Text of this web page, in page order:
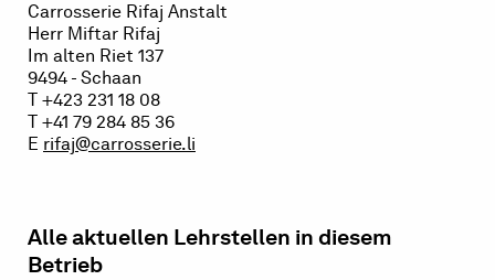
Carrosserie Rifaj Anstalt
Herr Miftar Rifaj
Im alten Riet 137
9494 - Schaan
T +423 231 18 08
T +41 79 284 85 36
E rifaj@carrosserie.li
Alle aktuellen Lehrstellen in diesem
Betrieb